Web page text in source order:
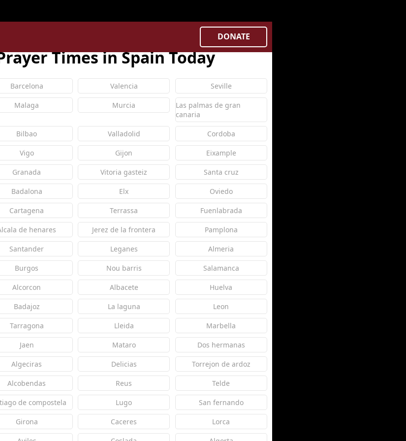
DONATE
Times in Spain Today
Barcelona Valencia Seville
Malaga Murcia
Las palmas de gran
canaria
Bilbao Valladolid Cordoba
Vigo Gijon Eixample
Granada Vitoria gasteiz Santa cruz
Badalona Elx Oviedo
Cartagena Terrassa Fuenlabrada
de henares Jerez de la frontera Pamplona
Santander Leganes Almeria
Burgos Nou barris Salamanca
Alcorcon Albacete Huelva
Badajoz La laguna Leon
Tarragona Lleida Marbella
Jaen Mataro Dos hermanas
Algeciras Delicias Torrejon de ardoz
Alcobendas Reus Telde
de compostela Lugo San fernando
Girona Caceres Lorca